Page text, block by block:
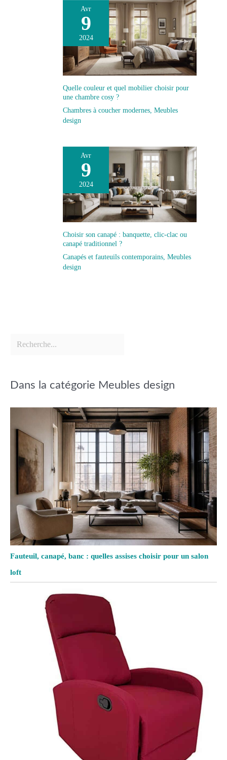
Avr
9
2024
Quelle couleur et quel mobilier choisir pour
une chambre cosy ?
Chambres à coucher modernes, Meubles
design
Avr
9
2024
Choisir son canapé : banquette, clic-clac ou
canapé traditionnel ?
Canapés et fauteuils contemporains, Meubles
design
Dans la catégorie Meubles design
Fauteuil, canapé, banc : quelles assises choisir pour un salon
loft